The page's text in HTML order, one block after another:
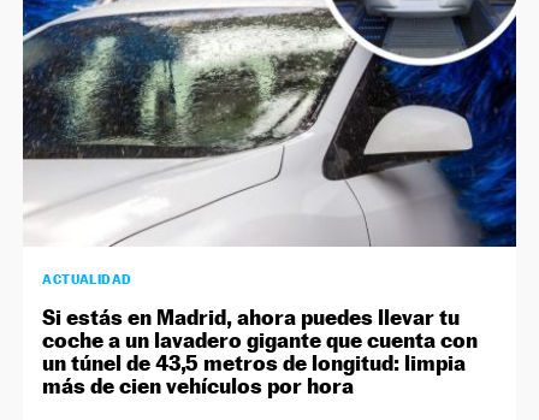
ACTUALIDAD
Si estás en Madrid, ahora puedes llevar tu
coche a un lavadero gigante que cuenta con
un túnel de 43,5 metros de longitud: limpia
más de cien vehículos por hora